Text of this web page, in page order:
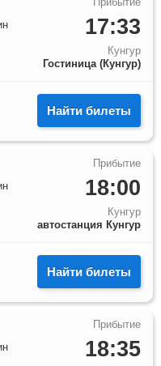
17:33
Кунгур
Гостиница (Кунгур)
Найти билеты
18:00
Кунгур
автостанция Кунгур
Найти билеты
18:35